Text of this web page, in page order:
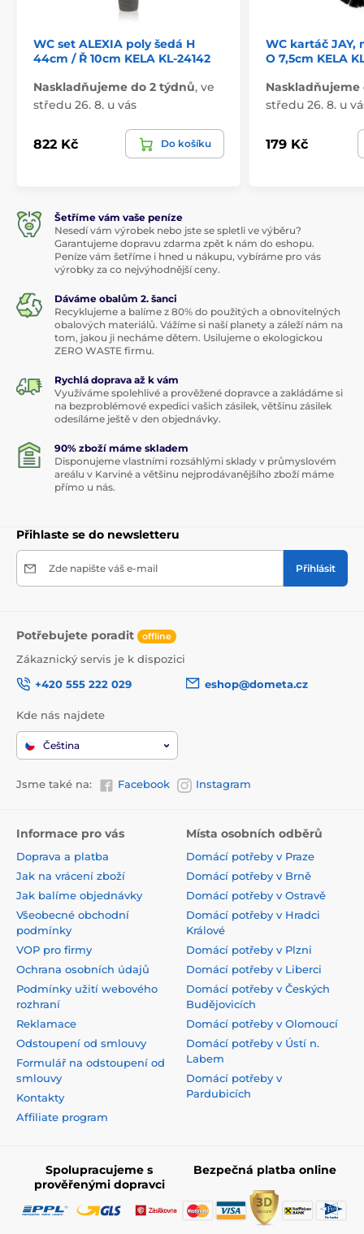
WC set ALEXIA poly šedá H
44cm / Ř 10cm KELA KL-24142
Naskladňujeme do 2 týdnů, ve
středu 26. 8. u vás
822 Kč Do košíku
WC kartáč JAY,
O 7,5cm KELA
Naskladňujeme
středu 26. 8. u
179 Kč
Šetříme vám vaše peníze
Nesedí vám výrobek nebo jste se spletli ve výběru?
Garantujeme dopravu zdarma zpět k nám do eshopu.
Peníze vám šetříme i hned u nákupu, vybíráme pro vás
výrobky za co nejvýhodnější ceny.
Dáváme obalům 2. šanci
Recyklujeme a balíme z 80% do použitých a obnovitelných
obalových materiálů. Vážíme si naší planety a záleží nám na
tom, jakou ji necháme dětem. Usilujeme o ekologickou
ZERO WASTE firmu.
Rychlá doprava až k vám
Využíváme spolehlivé a prověžené dopravce a zakládáme si
na bezproblémové expedici vašich zásilek, většinu zásilek
odesíláme ještě v den objednávky.
90% zboží máme skladem
Disponujeme vlastními rozsáhlými sklady v průmyslovém
areálu v Karviné a většinu nejprodávanějšího zboží máme
přímo u nás.
Přihlaste se do newsletteru
Zde napište váš e-mail Přihlásit
Potřebujete poradit offline
Zákaznický servis je k dispozici
+420 555 222 029
eshop@dometa.cz
Kde nás najdete
Čeština
Jsme také na: Facebook Instagram
Informace pro vás
Doprava a platba
Jak na vrácení zboží
Jak balíme objednávky
Všeobecné obchodní
podmínky
VOP pro firmy
Ochrana osobních údajů
Podmínky užití webového
rozhraní
Reklamace
Odstoupení od smlouvy
Formulář na odstoupení od
smlouvy
Kontakty
Affiliate program
Místa osobních odběrů
Domácí potřeby v Praze
Domácí potřeby v Brně
Domácí potřeby v Ostravě
Domácí potřeby v Hradci
Králové
Domácí potřeby v Plzni
Domácí potřeby v Liberci
Domácí potřeby v Českých
Budějovicích
Domácí potřeby v Olomoucí
Domácí potřeby v Ústí n.
Labem
Domácí potřeby v
Pardubicích
Spolupracujeme s
prověřenými dopravci
Bezpečná platba online